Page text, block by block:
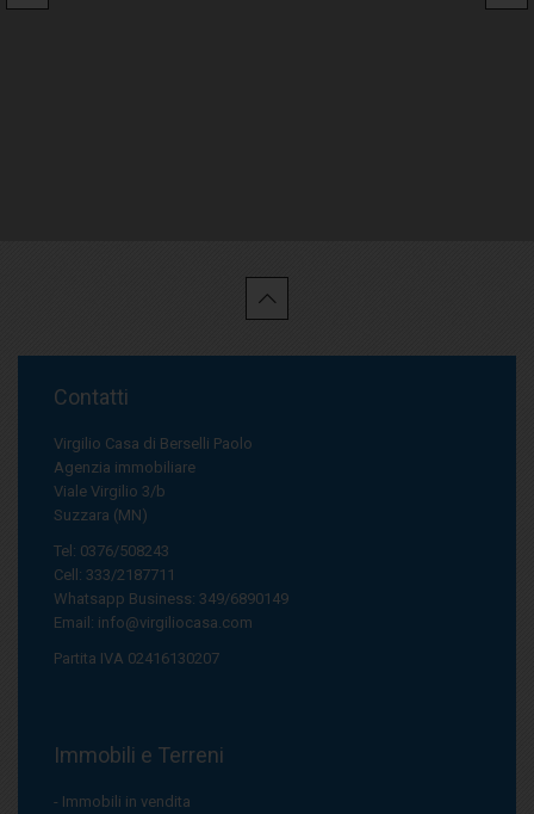
Contatti
Virgilio Casa di Berselli Paolo
Agenzia immobiliare
Viale Virgilio 3/b
Suzzara (MN)
Tel: 0376/508243
Cell: 333/2187711
Whatsapp Business: 349/6890149
Email: info@virgiliocasa.com
Partita IVA 02416130207
Immobili e Terreni
Immobili in vendita